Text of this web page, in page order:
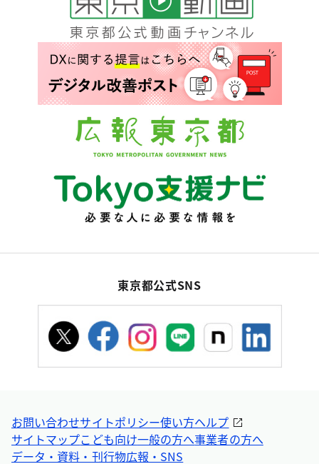
東京都公式SNS
お問い合わせサイトポリシー使い方ヘルプ
サイトマップこども向け一般の方へ事業者の方へ
データ・資料・刊行物広報・SNS